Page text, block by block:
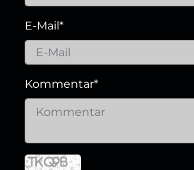
E-Mail *
Kommentar*